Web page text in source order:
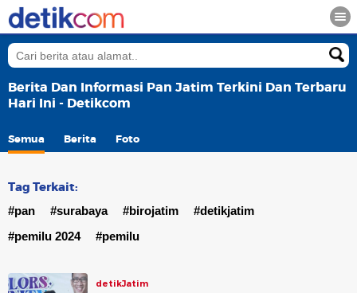
Berita Dan Informasi Pan Jatim Terkini Dan Terbaru
Hari Ini - Detikcom
Semua Berita Foto
Tag Terkait:
#pan #surabaya #birojatim
#detikjatim
#pemilu 2024
#pemilu
detikJatim